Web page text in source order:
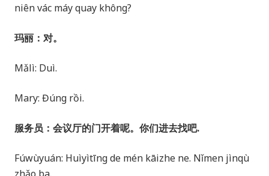
niên vác máy quay không?
玛丽：对。
Mǎlì: Duì.
Mary: Đúng rồi.
服务员：会议厅的门开着呢。你们进去找吧.
Fúwùyuán: Huìyìtīng de mén kāizhe ne. Nǐmen jìnqù